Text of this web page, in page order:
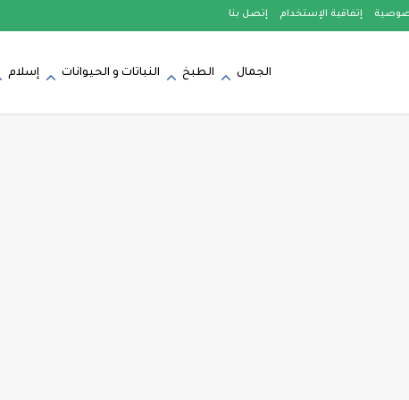
إتفاقية الإستخدام إتصل بنا
الجمال الطبخ النباتات و الحيوانات إسلام